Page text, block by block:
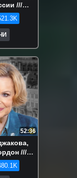
///
52:36
///